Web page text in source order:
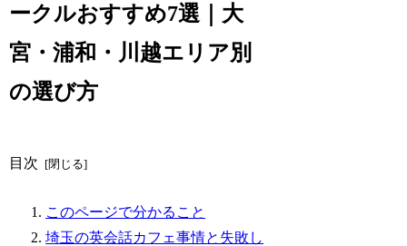
ークルおすすめ7選｜大
宮・浦和・川越エリア別
の選び方
目次
このページで分かること
埼玉の英会話カフェ事情と失敗し